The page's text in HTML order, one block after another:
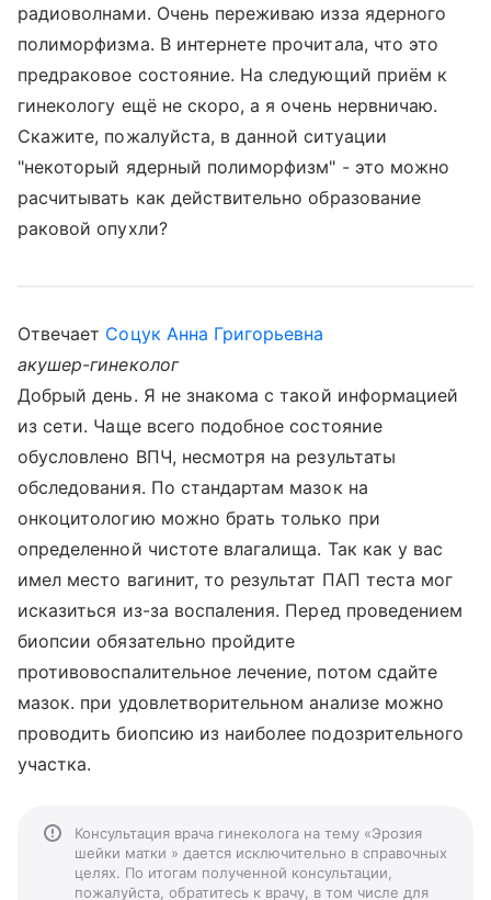
радиоволнами. Очень переживаю изза ядерного
полиморфизма. В интернете прочитала, что это
предраковое состояние. На следующий приём к
гинекологу ещё не скоро, а я очень нервничаю.
Скажите, пожалуйста, в данной ситуации
"некоторый ядерный полиморфизм" - это можно
расчитывать как действительно образование
раковой опухли?
Отвечает Соцук Анна Григорьевна
акушер-гинеколог
Добрый день. Я не знакома с такой информацией
из сети. Чаще всего подобное состояние
обусловлено ВПЧ, несмотря на результаты
обследования. По стандартам мазок на
онкоцитологию можно брать только при
определенной чистоте влагалища. Так как у вас
имел место вагинит, то результат ПАП теста мог
исказиться из-за воспаления. Перед проведением
биопсии обязательно пройдите
противовоспалительное лечение, потом сдайте
мазок. при удовлетворительном анализе можно
проводить биопсию из наиболее подозрительного
участка.
Консультация врача гинеколога на тему «Эрозия
шейки матки » дается исключительно в справочных
целях. По итогам полученной консультации,
пожалуйста, обратитесь к врачу, в том числе для